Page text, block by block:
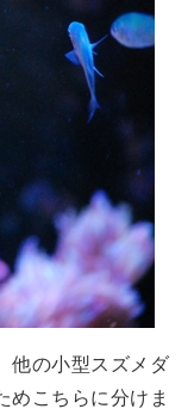
他の小型スズメダ
めこちらに分けま